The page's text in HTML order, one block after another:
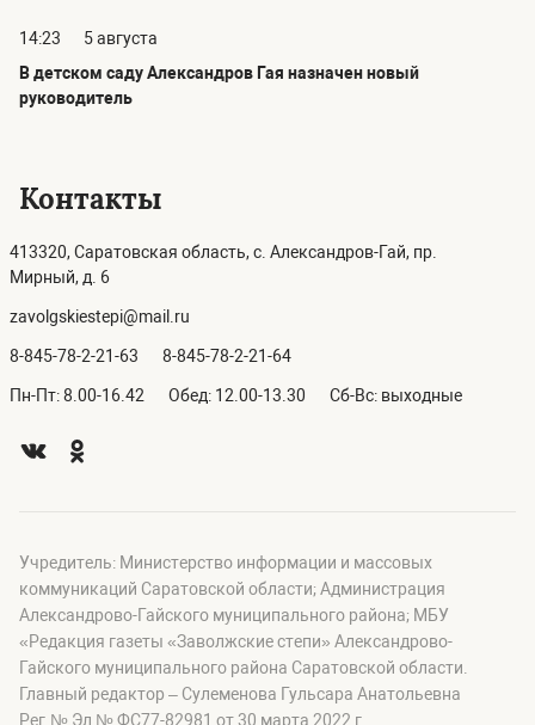
14:23
5 августа
В детском саду Александров Гая назначен новый
руководитель
Контакты
413320, Саратовская область, с. Александров-Гай, пр.
Мирный, д. 6
zavolgskiestepi@mail.ru
8-845-78-2-21-63 8-845-78-2-21-64
Пн-Пт: 8.00-16.42 Обед: 12.00-13.30 Сб-Вс: выходные
Учредитель: Министерство информации и массовых
коммуникаций Саратовской области; Администрация
Александрово-Гайского муниципального района; МБУ
«Редакция газеты «Заволжские степи» Александрово-
Гайского муниципального района Саратовской области.
Главный редактор – Сулеменова Гульсара Анатольевна
Рег.№ Эл № ФС77-82981 от 30 марта 2022 г.